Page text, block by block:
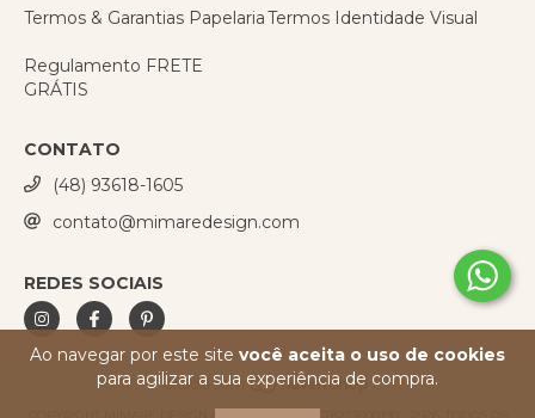
Ao navegar por este site você aceita o uso de cookies
para agilizar a sua experiência de compra.
Termos & Garantias PapelariaTermos Identidade Visual
Regulamento FRETE
GRÁTIS
CONTATO
(48) 93618-1605
contato@mimaredesign.com
REDES SOCIAIS